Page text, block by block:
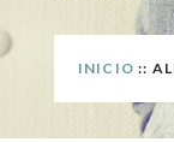
INICIO ::